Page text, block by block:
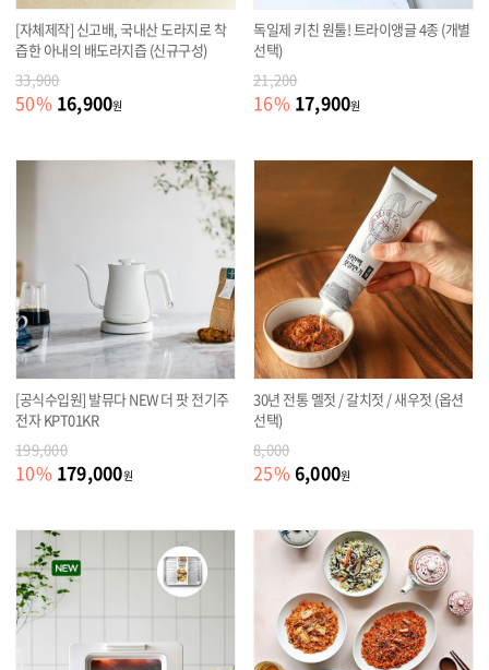
[자체제작] 신고배, 국내산 도라지로 착
즙한 아내의 배도라지즙 (신규구성)
33,900
50% 16,900원
독일제 키친 원툴! 트라이앵글 4종 (개별
선택)
21,200
16% 17,900원
[공식수입원] 발뮤다 NEW 더 팟 전기주
전자 KPT01KR
199,000
10% 179,000원
30년 전통 멜젓 / 갈치젓 / 새우젓 (옵션
선택)
8,000
25% 6,000원